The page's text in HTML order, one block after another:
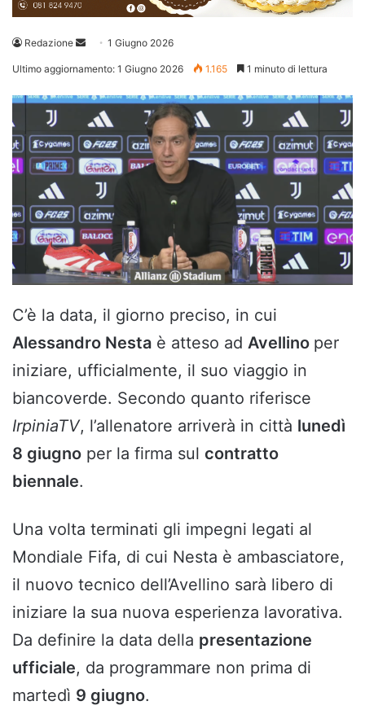
Redazione
Invia 1 Giugno 2026
Ultimo aggiornamento: 1 Giugno 2026 1.165 1 minuto di lettura
C’è la data, il giorno preciso, in cui
Alessandro Nesta è atteso ad Avellino per
iniziare, ufficialmente, il suo viaggio in
biancoverde. Secondo quanto riferisce
IrpiniaTV, l’allenatore arriverà in città lunedì
8 giugno per la firma sul contratto
biennale.
Una volta terminati gli impegni legati al
Mondiale Fifa, di cui Nesta è ambasciatore,
il nuovo tecnico dell’Avellino sarà libero di
iniziare la sua nuova esperienza lavorativa.
Da definire la data della presentazione
ufficiale, da programmare non prima di
martedì 9 giugno.